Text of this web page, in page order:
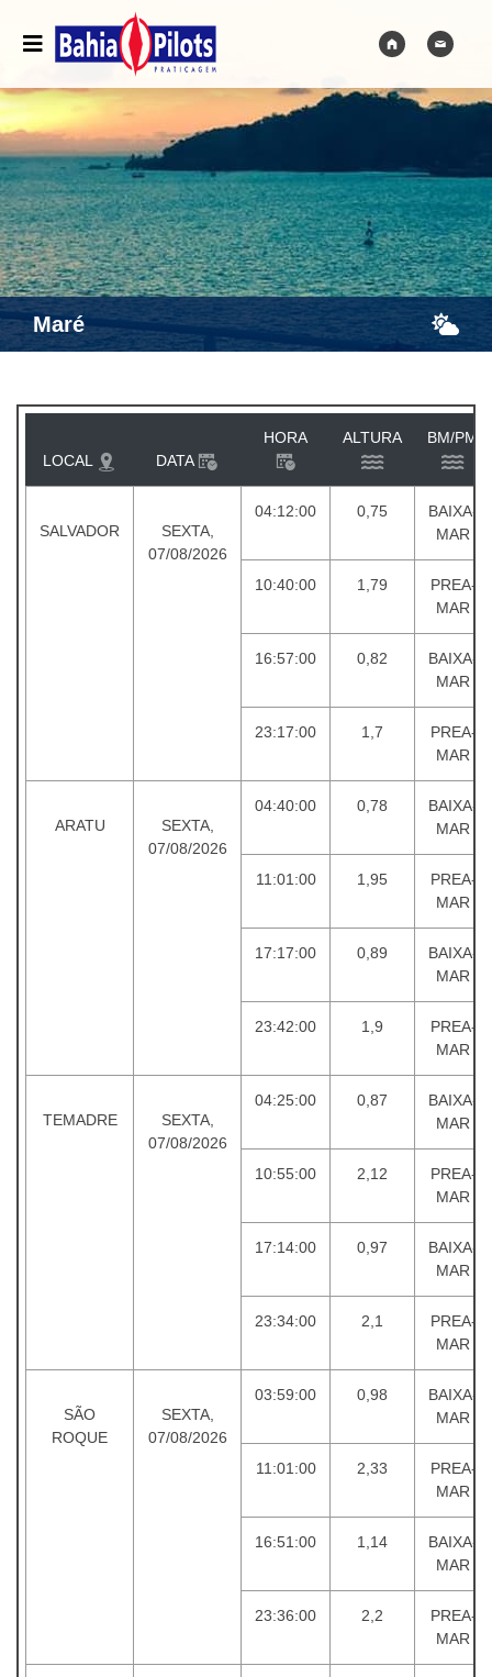
Maré
LOCAL DATA
HORA ALTURA BM/PM
SALVADOR
SEXTA,
07/08/2026
04:12:00 0,75
BAIXA-
MAR
10:40:00 1,79
PREA-
MAR
16:57:00 0,82
BAIXA-
MAR
23:17:00 1,7
PREA-
MAR
ARATU
SEXTA,
07/08/2026
04:40:00 0,78
BAIXA-
MAR
11:01:00 1,95
PREA-
MAR
17:17:00 0,89
BAIXA-
MAR
23:42:00 1,9
PREA-
MAR
TEMADRE
SEXTA,
07/08/2026
04:25:00 0,87
BAIXA-
MAR
10:55:00 2,12
PREA-
MAR
17:14:00 0,97
BAIXA-
MAR
23:34:00 2,1
PREA-
MAR
SÃO
ROQUE
SEXTA,
07/08/2026
03:59:00 0,98
BAIXA-
MAR
11:01:00 2,33
PREA-
MAR
16:51:00 1,14
BAIXA-
MAR
23:36:00 2,2
PREA-
MAR